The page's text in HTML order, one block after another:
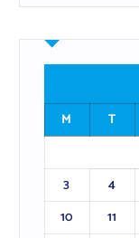
M
T
3
4
10
11